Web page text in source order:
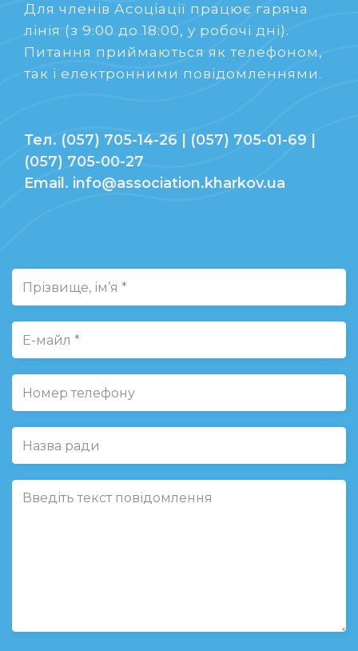
Для членів Асоціації працює гаряча
лінія (з 9:00 до 18:00, у робочі дні).
Питання приймаються як телефоном,
так і електронними повідомленнями.
Тел. (057) 705-14-26 | (057) 705-01-69 |
(057) 705-00-27
Email. info@association.kharkov.ua